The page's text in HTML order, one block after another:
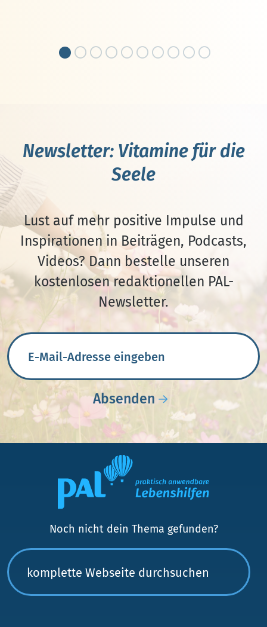
Newsletter: Vitamine für die
Seele
Lust auf mehr positive Impulse und
Inspirationen in Beiträgen, Podcasts,
Videos? Dann bestelle unseren
kostenlosen redaktionellen PAL-
Newsletter.
E-Mail-Adresse
Absenden
Noch nicht dein Thema gefunden?